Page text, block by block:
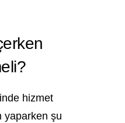
hizmet
yaparken şu